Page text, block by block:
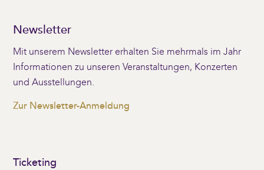
Newsletter
Mit unserem Newsletter erhalten Sie mehrmals im Jahr
Informationen zu unseren Veranstaltungen, Konzerten
und Ausstellungen.
Zur Newsletter-Anmeldung
Ticketing